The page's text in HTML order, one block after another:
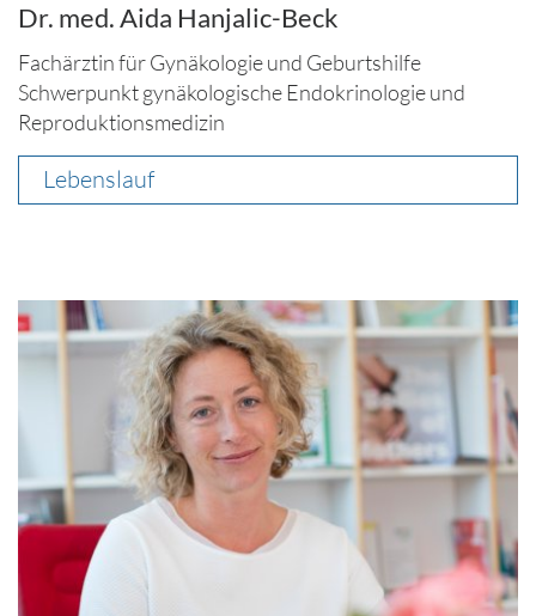
Dr. med. Aida Hanjalic-Beck
Fachärztin für Gynäkologie und Geburtshilfe
Schwerpunkt gynäkologische Endokrinologie und
Reproduktionsmedizin
Lebenslauf